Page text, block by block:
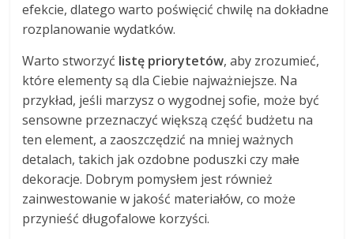
efekcie, dlatego warto poświęcić chwilę na dokładne
rozplanowanie wydatków.
Warto stworzyć listę priorytetów, aby zrozumieć,
które elementy są dla Ciebie najważniejsze. Na
przykład, jeśli marzysz o wygodnej sofie, może być
sensowne przeznaczyć większą część budżetu na
ten element, a zaoszczędzić na mniej ważnych
detalach, takich jak ozdobne poduszki czy małe
dekoracje. Dobrym pomysłem jest również
zainwestowanie w jakość materiałów, co może
przynieść długofalowe korzyści.